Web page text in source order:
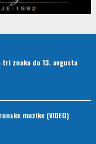
znaka do 13. avgusta
muzike (VIDEO)